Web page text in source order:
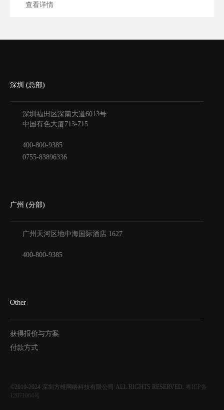
查看详情
深圳 (总部)
深圳福田区深南大道6013号
中国有色大厦 713-715
400-800-9385
0755-83896336
广州 (分部)
广州天河区地中海国际酒店 1627
400-800-9385
Other
获得报价与方案
付款方式
©2010-2024 深圳方维网络科技有限公司 ALL RIGHTS RESERVED. 粤ICP备
12071064号